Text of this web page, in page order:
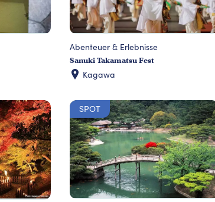
Abenteuer & Erlebnisse
Sanuki Takamatsu Fest
Kagawa
SPOT